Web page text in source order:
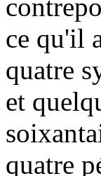
ce qu'il
quatre
et
quatre